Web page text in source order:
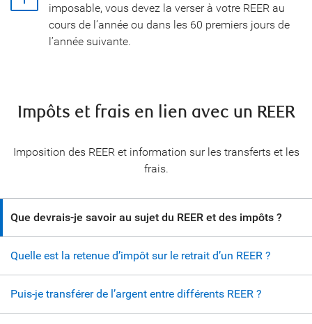
imposable, vous devez la verser à votre REER au
cours de l’année ou dans les 60 premiers jours de
l’année suivante.
Impôts et frais en lien avec un REER
Imposition des REER et information sur les transferts et les
frais.
Que devrais-je savoir au sujet du REER et des impôts ?
Quelle est la retenue d’impôt sur le retrait d’un REER ?
Puis-je transférer de l’argent entre différents REER ?